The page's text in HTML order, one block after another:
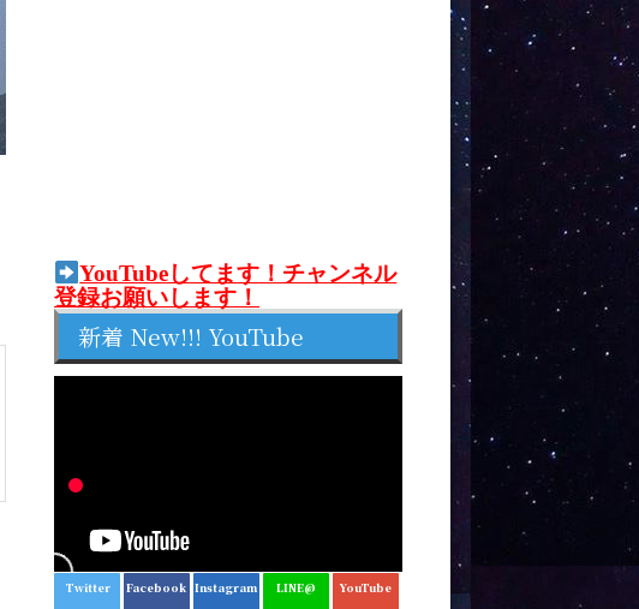
YouTubeしてます！チャンネル
登録お願いします！
新着 New!!! YouTube
Twitter Facebook Instagram LINE@ YouTube